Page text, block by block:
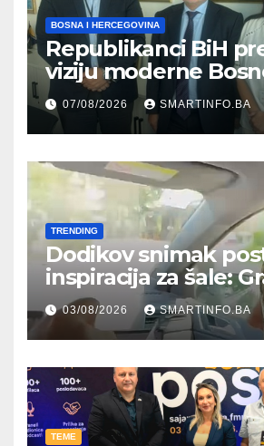
BOSNA I HERCEGOVINA
Republikanci BiH
viziju moderne
Hercegovine
Njemačke
07/08/2026 SMARTINFO.BA
TRENDING
Dodikov snimak
inspiracija za šale:
kroz parodiju poslali
03/08/2026 SMARTINFO.BA
TEME